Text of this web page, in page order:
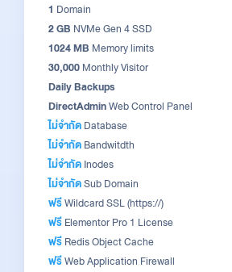
1 Domain
2 GB NVMe Gen 4 SSD
1024 MB Memory limits
30,000 Monthly Visitor
Daily Backups
DirectAdminWeb Control Panel
ไม่จำกัด Database
ไม่จำกัด Bandwitdth
ไม่จำกัด Inodes
ไม่จำกัดSub Domain
ฟรีWildcard SSL (https://)
ฟรี Elementor Pro 1 License
ฟรี Redis Object Cache
ฟรีWeb Application Firewall